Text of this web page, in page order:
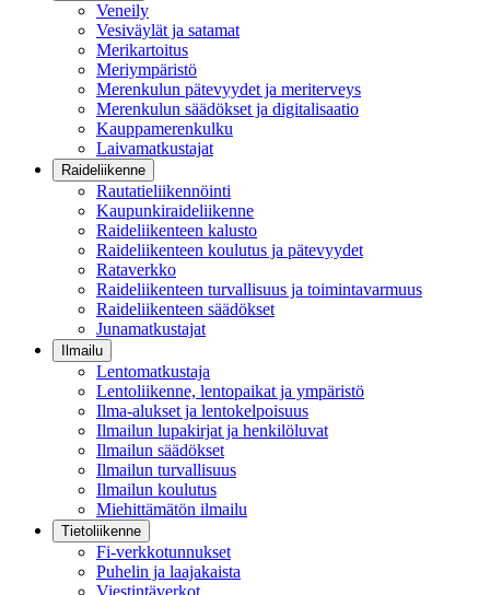
Veneily
Vesiväylät ja satamat
Merikartoitus
Meriympäristö
Merenkulun pätevyydet ja meriterveys
Merenkulun säädökset ja digitalisaatio
Kauppamerenkulku
Laivamatkustajat
Raideliikenne
Rautatieliikennöinti
Kaupunkiraideliikenne
Raideliikenteen kalusto
Raideliikenteen koulutus ja pätevyydet
Rataverkko
Raideliikenteen turvallisuus ja toimintavarmuus
Raideliikenteen säädökset
Junamatkustajat
Ilmailu
Lentomatkustaja
Lentoliikenne, lentopaikat ja ympäristö
Ilma-alukset ja lentokelpoisuus
Ilmailun lupakirjat ja henkilöluvat
Ilmailun säädökset
Ilmailun turvallisuus
Ilmailun koulutus
Miehittämätön ilmailu
Tietoliikenne
Fi-verkkotunnukset
Puhelin ja laajakaista
Viestintäverkot